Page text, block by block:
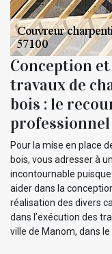
Conception
travaux de
bois : le
Pour la mise en place
bois, vous adresser à
incontournable
aider dans la
réalisation des divers
dans l’exécution des
ville de Manom, dans